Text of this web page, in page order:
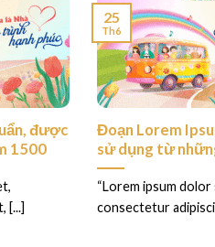
được
1500
[...]
Đoạn Lorem
sử dụng từ
“Lorem ipsum dolor
consectetur
25
Th6